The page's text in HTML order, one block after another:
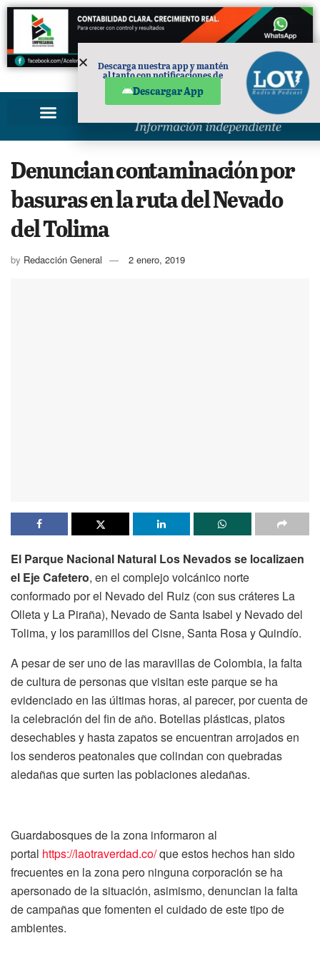
PUBLICIDAD
Denuncian contaminación por
basuras en la ruta del Nevado
del Tolima
by Redacción General 2 enero, 2019
El Parque Nacional Natural Los Nevados se localizaen
el Eje Cafetero, en el complejo volcánico norte
conformado por el Nevado del Ruiz (con sus cráteres La
Olleta y La Piraña), Nevado de Santa Isabel y Nevado del
Tolima, y los paramillos del Cisne, Santa Rosa y Quindío.
A pesar de ser uno de las maravillas de Colombia, la falta
de cultura de personas que visitan este parque se ha
evidenciado en las últimas horas, al parecer, por cuenta de
la celebración del fin de año. Botellas plásticas, platos
desechables y hasta zapatos se encuentran arrojados en
los senderos peatonales que colindan con quebradas
aledañas que surten las poblaciones aledañas.
Guardabosques de la zona informaron al
portal https://laotraverdad.co/que estos hechos han sido
frecuentes en la zona pero ninguna corporación se ha
apersonado de la situación, asimismo, denuncian la falta
de campañas que fomenten el cuidado de este tipo de
ambientes.
Descarga nuestra app y mantén
al tanto con notificaciones de
Descargar App